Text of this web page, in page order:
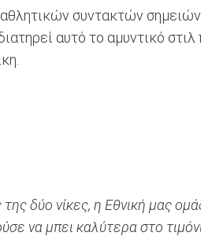
συντακτών
αυτό το αμυντικό
της δύο νίκες, η Εθνική μας
να μπει καλύτερα στο